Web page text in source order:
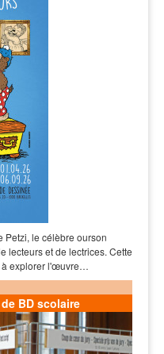
Petzi, le célèbre ourson
lecteurs et de lectrices. Cette
à explorer l'œuvre…
BD scolaire